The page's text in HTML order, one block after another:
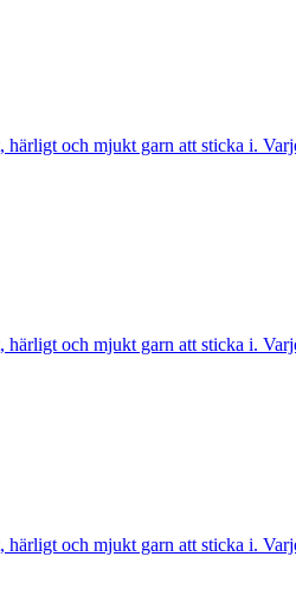
härligt och mjukt garn att sticka i.
härligt och mjukt garn att sticka i.
härligt och mjukt garn att sticka i.